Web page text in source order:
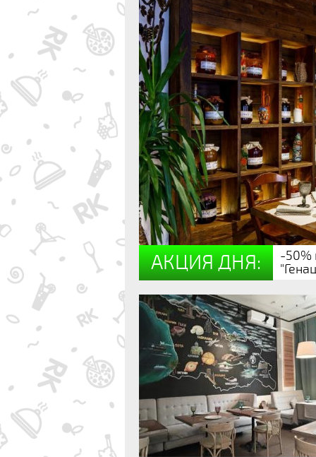
АКЦИЯ ДНЯ:
-50%
Уже купили: 205
23дн.20:05:24
Грузинская
Кропоткинская